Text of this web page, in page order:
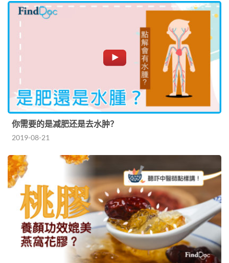
你需要的是减肥还是去水肿？
2019-08-21